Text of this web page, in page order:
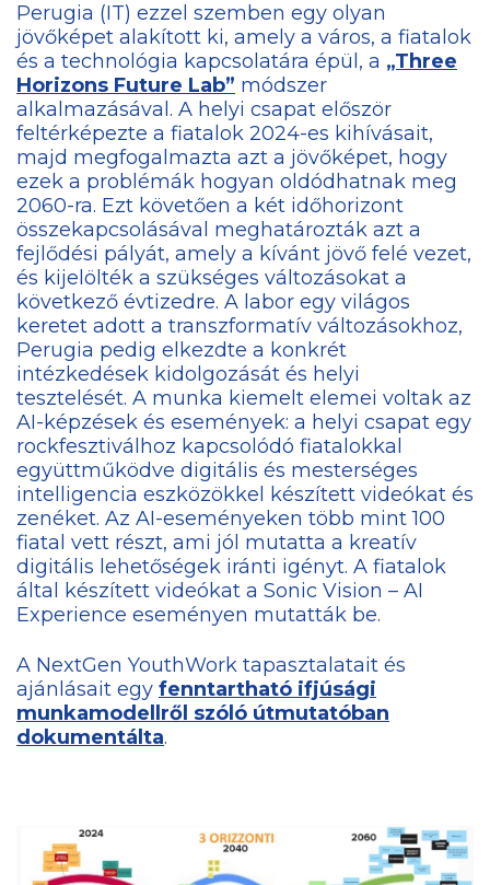
Perugia (IT) ezzel szemben egy olyan
jövőképet alakított ki, amely a város, a fiatalok
és a technológia kapcsolatára épül, a „Three
Horizons Future Lab” módszer
alkalmazásával. A helyi csapat először
feltérképezte a fiatalok 2024-es kihívásait,
majd megfogalmazta azt a jövőképet, hogy
ezek a problémák hogyan oldódhatnak meg
2060-ra. Ezt követően a két időhorizont
összekapcsolásával meghatározták azt a
fejlődési pályát, amely a kívánt jövő felé vezet,
és kijelölték a szükséges változásokat a
következő évtizedre. A labor egy világos
keretet adott a transzformatív változásokhoz,
Perugia pedig elkezdte a konkrét
intézkedések kidolgozását és helyi
tesztelését. A munka kiemelt elemei voltak az
AI-képzések és események: a helyi csapat egy
rockfesztiválhoz kapcsolódó fiatalokkal
együttműködve digitális és mesterséges
intelligencia eszközökkel készített videókat és
zenéket. Az AI-eseményeken több mint 100
fiatal vett részt, ami jól mutatta a kreatív
digitális lehetőségek iránti igényt. A fiatalok
által készített videókat a Sonic Vision – AI
Experience eseményen mutatták be.
A NextGen YouthWork tapasztalatait és
ajánlásait egy fenntartható ifjúsági
munkamodellről szóló útmutatóban
dokumentálta.